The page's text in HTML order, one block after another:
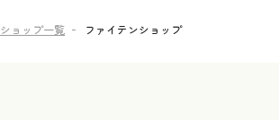
ショップ一覧 ファイテンショップ